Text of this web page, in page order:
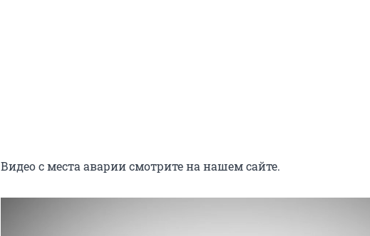
Видео с места аварии смотрите на нашем сайте.